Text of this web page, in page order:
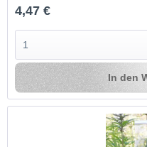
4,47 €
In den